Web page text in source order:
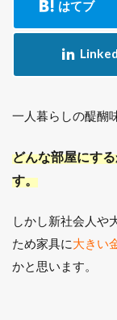
一人暮らしの醍醐
どんな部屋にす
す。
しかし新社会人や
ため家具に大きい
かと思います。